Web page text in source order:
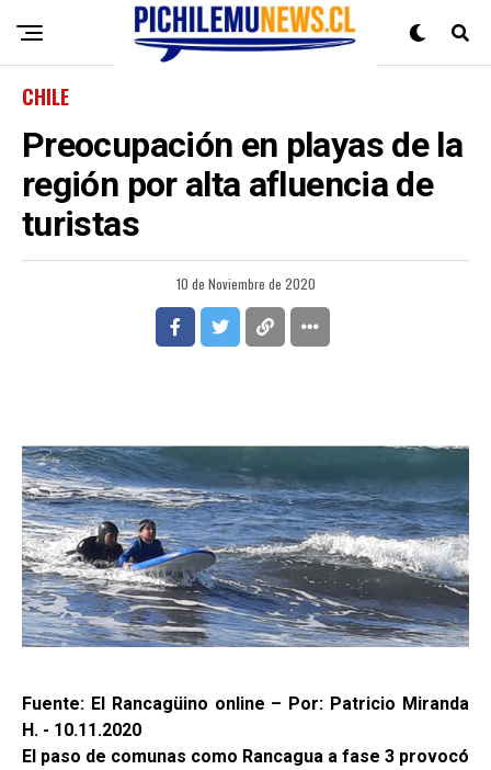
CHILE
Preocupación en playas de la
región por alta afluencia de
turistas
10 de Noviembre de 2020
Fuente: El Rancagüino online – Por: Patricio Miranda
H. - 10.11.2020
El paso de comunas como Rancagua a fase 3 provocó